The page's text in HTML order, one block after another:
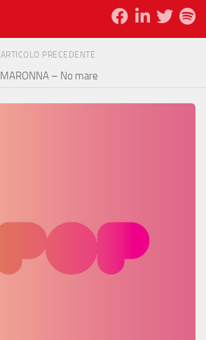
ARTICOLO PRECEDENTE
MARONNA – No mare